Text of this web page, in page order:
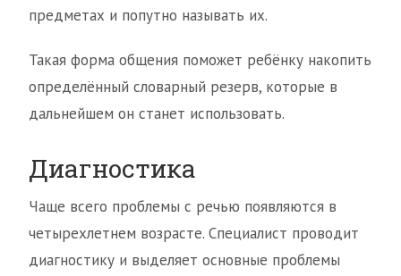
предметах и попутно называть их.
Такая форма общения поможет ребёнку накопить
определённый словарный резерв, которые в
дальнейшем он станет использовать.
Диагностика
Чаще всего проблемы с речью появляются в
четырехлетнем возрасте. Специалист проводит
диагностику и выделяет основные проблемы